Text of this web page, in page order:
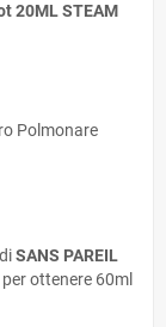
20ML STEAM
Polmonare
SANS PAREIL
ottenere 60ml